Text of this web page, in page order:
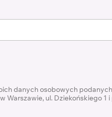
danych osobowych
Warszawie, ul. Dziekońskiego 1